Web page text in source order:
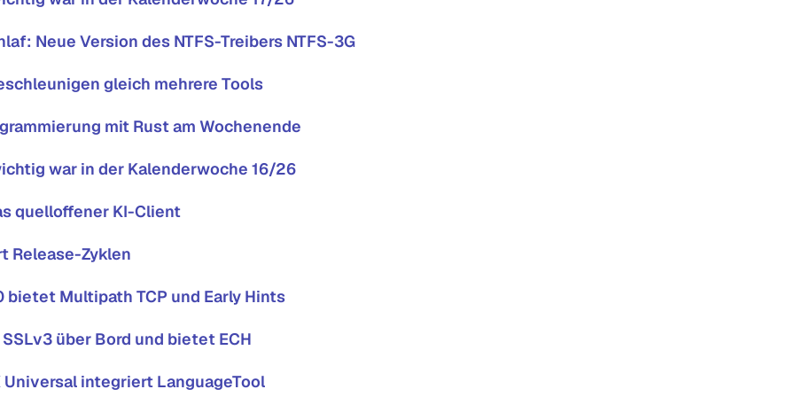
Neue Version des NTFS-Treibers NTFS-3G
gleich mehrere Tools
mit Rust am Wochenende
war in der Kalenderwoche 16/26
quelloffener KI-Client
Release-Zyklen
bietet Multipath TCP und Early Hints
über Bord und bietet ECH
integriert LanguageTool